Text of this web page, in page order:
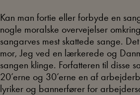
Kan man fortie eller forbyde en
nogle moralske overvejelser
sangarves mest skattede sange.
mor, Jeg ved en lærkerede og
sangen klinge. Forfatteren til disse
20’erne og 30’erne en af
lyriker og bannerfører for